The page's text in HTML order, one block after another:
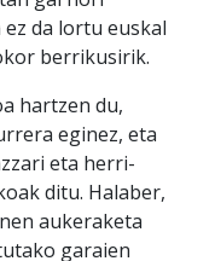
da lortu euskal
berrikusirik.
hartzen du,
eginez, eta
eta herri-
ditu. Halaber,
aukeraketa
garaien